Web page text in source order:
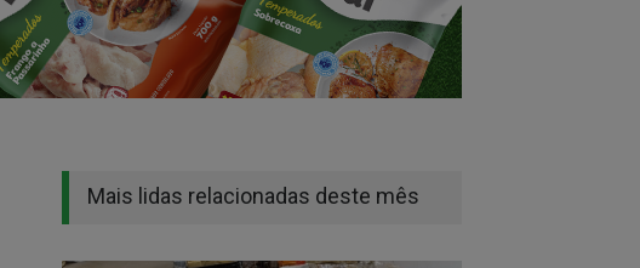
Mais lidas relacionadas deste mês